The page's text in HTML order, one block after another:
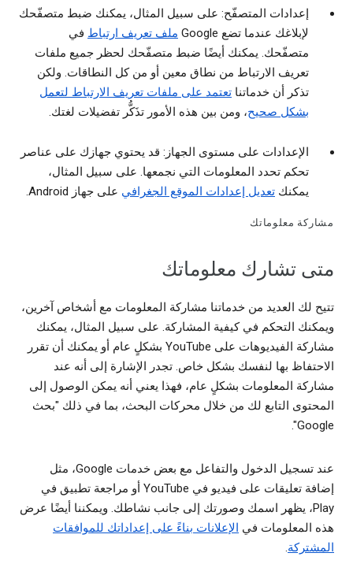
إعدادات المتصفّح: على سبيل المثال، يمكنك ضبط متصفّحك
لإبلاغك عندما تضع Google
ملف تعريف ارتباط في
متصفّحك. يمكنك أيضًا ضبط متصفّحك لحظر جميع ملفات
تعريف الارتباط من نطاق معين أو من كل النطاقات. ولكن
تذكر أن خدماتنا تعتمد على ملفات تعريف الارتباط لتعمل
بشكل صحيح، ومن بين هذه الأمور تذَكُّر تفضيلات لغتك.
الإعدادات على مستوى الجهاز: قد يحتوي جهازك على عناصر
تحكم تحدد المعلومات التي نجمعها. على سبيل المثال،
يمكنك تعديل إعدادات الموقع الجغرافي على جهاز Android.
مشاركة معلوماتك
متى تشارك معلوماتك
تتيح لك العديد من خدماتنا مشاركة المعلومات مع أشخاص آخرين،
ويمكنك التحكم في كيفية المشاركة. على سبيل المثال، يمكنك
مشاركة الفيديوهات على YouTube بشكلٍ عام أو يمكنك أن تقرر
الاحتفاظ بها لنفسك بشكل خاص. تجدر الإشارة إلى أنه عند
مشاركة المعلومات بشكلٍ عام، فهذا يعني أنه يمكن الوصول إلى
المحتوى التابع لك من خلال محركات البحث، بما في ذلك "بحث
Google".
عند تسجيل الدخول والتفاعل مع بعض خدمات Google، مثل
إضافة تعليقات على فيديو في YouTube أو مراجعة تطبيق في
Play، يظهر اسمك وصورتك إلى جانب نشاطك. ويمكننا أيضًا عرض
هذه المعلومات في
الإعلانات بناءً على إعداداتك للموافقات
المشتركة.